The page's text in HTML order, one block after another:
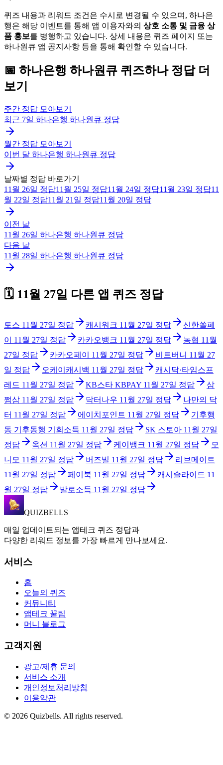
퀴즈 내용과 리워드 조건은 수시로 변경될 수 있으며, 하나은
행은 해당 이벤트를 통해 앱 이용자와의 상호 소통 및 금융 상
품 홍보를 병행하고 있습니다. 상세 내용은 퀴즈 페이지 또는
하나원큐 앱 공지사항 등을 통해 확인할 수 있습니다.
📅 하나은행 하나원큐 퀴즈하나정답 더
보기
주간 정답 모아보기
최근 7일 하나은행 하나원큐 정답
월간 정답 모아보기
이번 달 하나은행 하나원큐 정답
날짜별 정답 바로가기
11월 26일 정답11월 25일 정답11월 24일 정답11월 23일 정답11
월 22일 정답11월 21일 정답11월 20일 정답
이전 날
11월 26일 하나은행 하나원큐 정답
다음 날
11월 28일 하나은행 하나원큐 정답
🗓️ 11월 27일 다른 앱 퀴즈 정답
토스 11월 27일 정답 캐시워크 11월 27일 정답
신한쏠페
이
11월 27일 정답 카카오뱅크 11월 27일 정답 농협 11월
27일 정답 카카오페이 11월 27일 정답 비트버니 11월 27
일 정답 오케이캐시백 11월 27일 정답
캐시닥·타임스프
레드 11월 27일 정답 KB스타 KBPAY 11월 27일 정답
삼
쩜삼 11월 27일 정답 닥터나우 11월 27일 정답
나만의 닥
터 11월 27일 정답 에이치포인트 11월 27일 정답
기후행
동 기후동행 기회소득 11월 27일 정답 SK 스토아 11월 27일
정답
옥션 11월 27일 정답 케이뱅크 11월 27일 정답
모
니모 11월 27일 정답 버즈빌 11월 27일 정답
리브메이트
11월 27일 정답 페이북 11월 27일 정답 캐시슬라이드 11
월 27일 정답 발로소득 11월 27일 정답
QUIZBELLS
매일 업데이트되는 앱테크 퀴즈 정답과
다양한 리워드 정보를 가장 빠르게 만나보세요.
서비스
홈
오늘의 퀴즈
커뮤니티
앱테크 꿀팁
머니 블로그
고객지원
광고/제휴 문의
서비스 소개
개인정보처리방침
이용약관
© 2026 Quizbells. All rights reserved.